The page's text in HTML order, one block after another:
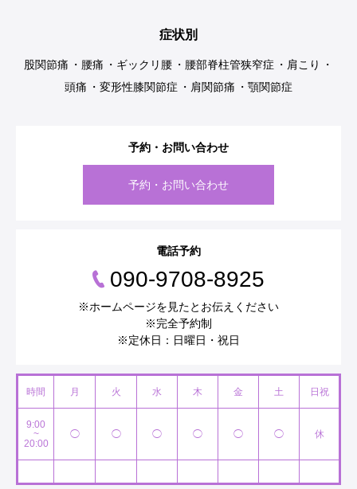
症状別
股関節痛 腰痛 ギックリ腰 腰部脊柱管狭窄症
肩こり
頭痛
変形性膝関節症 肩関節痛 顎関節症
予約・お問い合わせ
予約・お問い合わせ
電話予約
090-9708-8925
※ホームページを見たとお伝えください
※完全予約制
※定休日：日曜日・祝日
時間 月 火 水 木 金 土 日祝
9:00
~
20:00
◯ ◯ ◯ ◯ ◯ ◯ 休